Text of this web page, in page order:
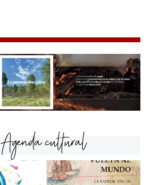
Agenda cultural